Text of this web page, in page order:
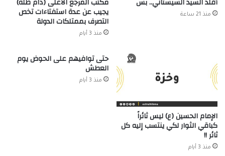
أقلد السيد السيستاني.. بس
منذ 21 ساعة
مكتب المرجع الأعلى (دام ظله)
يجيب عن عدة استفتاءات تخص
التصرف بممتلكات الدولة
منذ 3 أيام
الإمام الحسين (ع) ليس ثائراً
كباقي الثوار لكي ينتسب إليه كل
ثائر !!
منذ 3 أيام
حتى توافيهم على الحوض يوم
العطش
منذ 3 أيام